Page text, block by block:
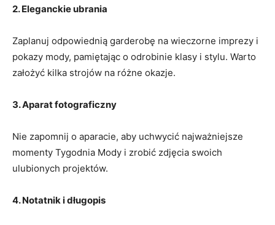
2. Eleganckie ⁤ubrania
Zaplanuj odpowiednią garderobę na wieczorne imprezy i ​
pokazy mody, pamiętając o ⁣odrobinie klasy‌ i stylu. Warto
założyć kilka strojów na różne okazje.
3. Aparat fotograficzny
Nie zapomnij o aparacie, aby uchwycić najważniejsze
momenty Tygodnia Mody‌ i zrobić zdjęcia swoich
ulubionych projektów.
4. Notatnik i długopis